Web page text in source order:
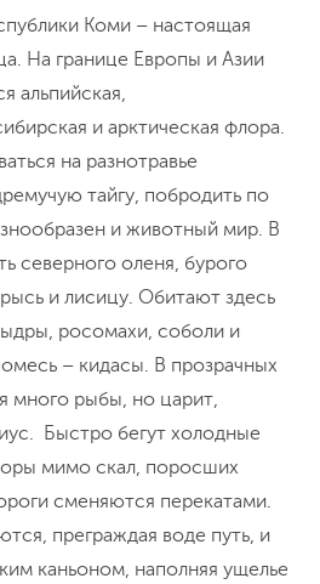
Коми – настоящая
На границе Европы и Азии
альпийская,
и арктическая флора.
на разнотравье
тайгу, побродить по
и животный мир. В
северного оленя, бурого
и лисицу. Обитают здесь
росомахи, соболи и
– кидасы. В прозрачных
много рыбы, но царит,
Быстро бегут холодные
мимо скал, поросших
сменяются перекатами.
преграждая воде путь, и
каньоном, наполняя ущелье